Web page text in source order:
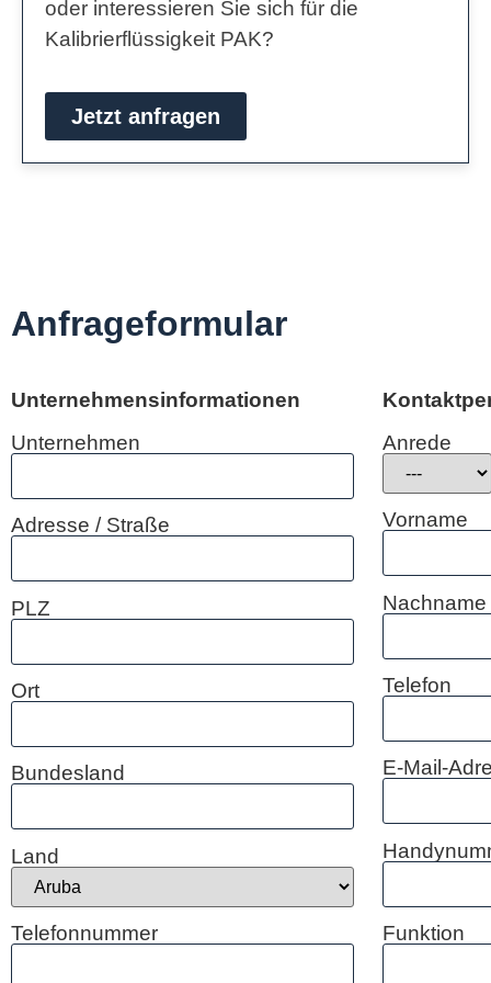
oder interessieren Sie sich für die
Kalibrierflüssigkeit PAK?
Jetzt anfragen
Anfrageformular
Unternehmensinformationen
Unternehmen
Adresse / Straße
PLZ
Ort
Bundesland
Land
Telefonnummer
Anrede
Vorname
Nachname
Telefon
E-Mail-
Funktion